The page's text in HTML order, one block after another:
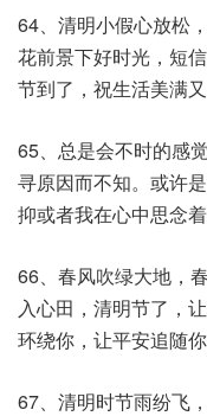
64、清明小假心放松
花前景下好时光，短
节到了，祝生活美满
65、总是会不时的感
寻原因而不知。或许
抑或者我在心中思念着
66、春风吹绿大地，
入心田，清明节了，
环绕你，让平安追随
67、清明时节雨纷飞